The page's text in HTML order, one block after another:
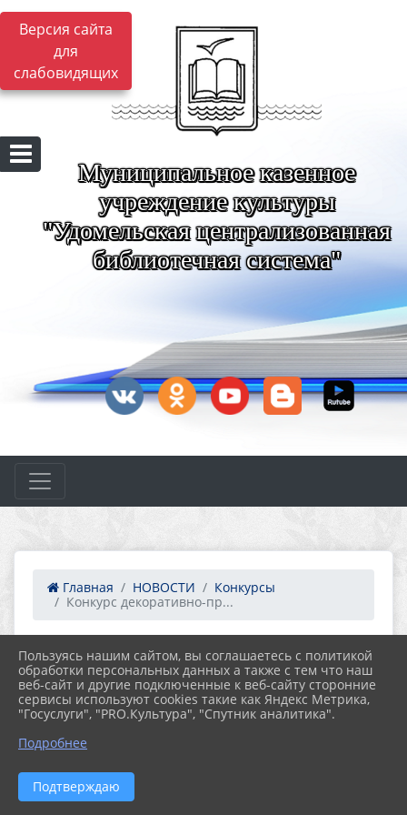
Версия сайта
для
слабовидящих
Муниципальное казенное
учреждение культуры
"Удомельская централизованная
библиотечная система"
Главная НОВОСТИ
Конкурсы
Конкурс декоративно-пр...
КОНКУРС ДЕКОРАТИВНО-ПРИКЛАДНОГО
ТВОРЧЕСТВА И ИЗОБРАЗИТЕЛЬНОГО
ИСКУССТВА СРЕДИ ПЕРВИЧНЫХ
ВЕТЕРАНСКИХ ОРГАНИЗАЦИЙ
Пользуясь нашим сайтом, вы соглашаетесь с политикой
обработки персональных данных а также с тем что наш
веб-сайт и другие подключенные к веб-сайту сторонние
сервисы используют cookies такие как Яндекс Метрика,
"Госуслуги", "PRO.Культура", "Спутник аналитика".
Подробнее
Подтверждаю